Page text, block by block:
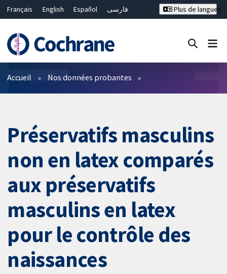
Français English Español
فارسی
Bahasa Malaysia
ไทย
繁體中文
简体中文
Plus de langues
Filtres
Accueil Nos données probantes
Préservatifs masculins
non en latex comparés
aux préservatifs
masculins en latex
pour le contrôle des
naissances